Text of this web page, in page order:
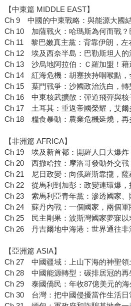
【中東篇 MIDDLE EAST】
Ch 9 中國的中東戰略：與能源大國
Ch 10 加薩戰火：哈瑪斯為何而戰？
Ch 11 黎巴嫩真主黨：背靠伊朗，左
Ch 12 埃及西奈半島：巴勒斯坦人的
Ch 13 沙烏地阿拉伯：Ｃ羅加盟！藉
Ch 14 紅海危機：胡塞挾持咽喉點，
Ch 15 葉門戰爭：沙國政治洗白，轉
Ch 16 中東核武擴散：彈道飛彈與核
Ch 17 土耳其：重返帝國榮耀，艾爾
Ch 18 糧食暴動：農業危機延燒，再
【非洲篇 AFRICA】
Ch 19 埃及新首都：開羅人口大爆炸
Ch 20 西撒哈拉：摩洛哥發動外交戰
Ch 21 尼日政變：向俄羅斯靠攏，薩
Ch 22 從馬利到加彭：政變連環爆，
Ch 23 索馬利亞青年黨：滲透國家、
Ch 24 蘇丹內戰：一個國家，兩個軍
Ch 25 民主剛果：波斯灣國家夢寐以
Ch 26 丹吉爾地中海港：世界通往非
【亞洲篇 ASIA】
Ch 27 中國疆域：上山下海的神聖領
Ch 28 中國能源轉型：碳排居冠的再
Ch 29 泰國僑民：年收87億美元的海
Ch 30 台灣：把中國侵擾當作生活日